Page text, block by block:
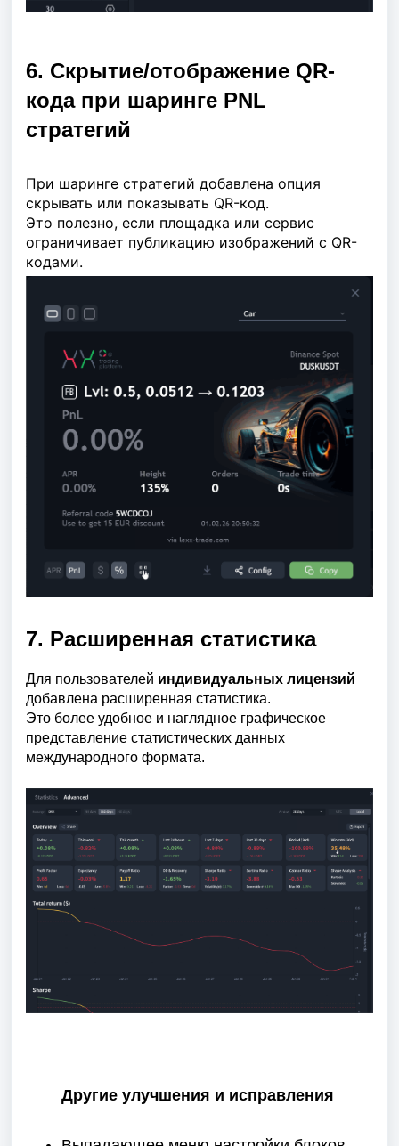
6. Скрытие/отображение QR-
кода при шаринге PNL
стратегий
При шаринге стратегий добавлена опция
скрывать или показывать QR-код.
Это полезно, если площадка или сервис
ограничивает публикацию изображений с QR-
кодами.
7. Расширенная статистика
Для пользователей индивидуальных лицензий
добавлена расширенная статистика.
Это более удобное и наглядное графическое
представление статистических данных
международного формата.
Другие улучшения и исправления